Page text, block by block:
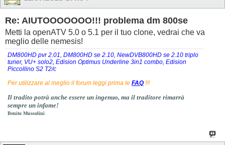
Re: AIUTOOOOOOO!!! problema dm 800se
Metti la openATV 5.0 o 5.1 per il tuo clone, vedrai che va
meglio delle nemesis!
DM800HD pvr 2.01, DM800HD se 2.10, NewDVB800HD se 2.10 triplo
tuner, VU+ solo2, Edision Optimus Underline 3in1 combo, Edision
Piccollino S2 T2/c
Per utilizzare al meglio il forum leggi prima le FAQ!!!
Il tradito potrà anche essere un ingenuo, ma il traditore rimarrà
sempre un infame!
Benito Mussolini